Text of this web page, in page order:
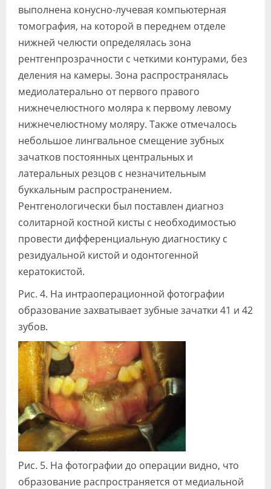
выполнена конусно-лучевая компьютерная
томография, на которой в переднем отделе
нижней челюсти определялась зона
рентгенпрозрачности с четкими контурами, без
деления на камеры. Зона распространялась
медиолатерально от первого правого
нижнечелюстного моляра к первому левому
нижнечелюстному моляру. Также отмечалось
небольшое лингвальное смещение зубных
зачатков постоянных центральных и
латеральных резцов с незначительным
буккальным распространением.
Рентгенологически был поставлен диагноз
солитарной костной кисты с необходимостью
провести дифференциальную диагностику с
резидуальной кистой и одонтогенной
кератокистой.
Рис. 4. На интраоперационной фотографии
образование захватывает зубные зачатки 41 и 42
зубов.
Рис. 5. На фотографии до операции видно, что
образование распространяется от медиальной